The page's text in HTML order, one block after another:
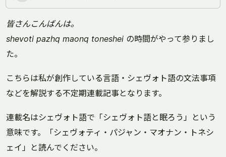
皆さんこんばんは。
shevoti pazhq maonq toneshei の時間がやって参りまし
た。
こちらは私が創作している言語・シェヴォト語の文法事項
などを解説する不定期連載記事となります。
連載名はシェヴォト語で「シェヴォト語と眠ろう」という
意味です。「シェヴォティ・パジャン・マオナン・トネシ
ェイ」と読んでください。